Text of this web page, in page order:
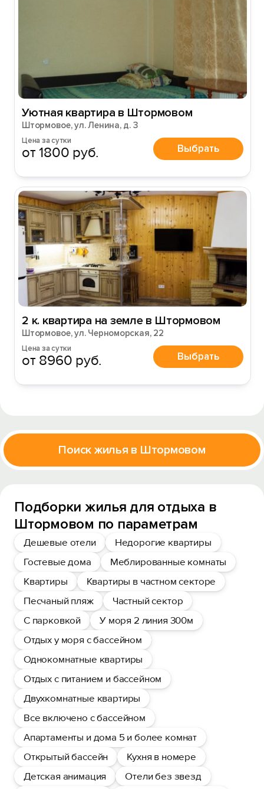
Уютная квартира в Штормовом
Штормовое, ул. Ленина, д. 3
Цена за сутки
от 1800 руб. Выбрать
2 к. квартира на земле в Штормовом
Штормовое, ул. Черноморская, 22
Цена за сутки
от 8960 руб. Выбрать
Поиск жилья в Штормовом
Подборки жилья для отдыха в
Штормовом по параметрам
Дешевые отели
Недорогие квартиры
Гостевые дома
Меблированные комнаты
Квартиры
Квартиры в частном секторе
Песчаный пляж
Частный сектор
С парковкой
У моря 2 линия 300м
Отдых у моря с бассейном
Однокомнатные квартиры
Отдых с питанием и бассейном
Двухкомнатные квартиры
Все включено с бассейном
Апартаменты и дома 5 и более комнат
Открытый бассейн
Кухня в номере
Детская анимация
Отели без звезд